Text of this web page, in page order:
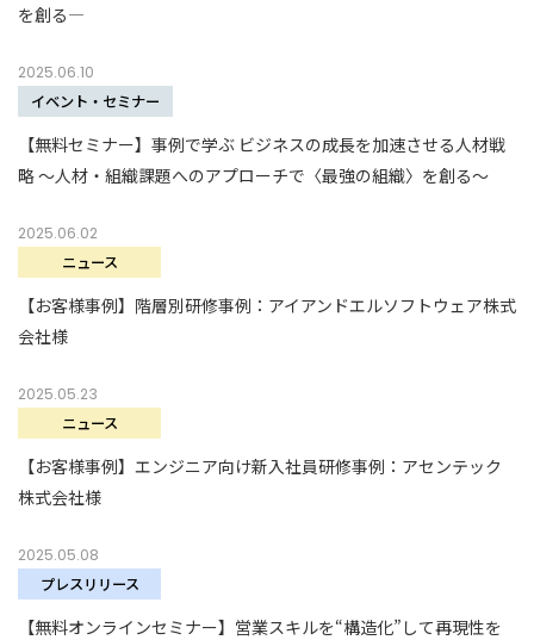
を創る―
2025.06.10
イベント・セミナー
【無料セミナー】事例で学ぶ ビジネスの成長を加速させる人材戦
略 ～人材・組織課題へのアプローチで〈最強の組織〉を創る～
2025.06.02
ニュース
【お客様事例】階層別研修事例：アイアンドエルソフトウェア株式
会社様
2025.05.23
ニュース
【お客様事例】エンジニア向け新入社員研修事例：アセンテック
株式会社様
2025.05.08
プレスリリース
【無料オンラインセミナー】営業スキルを“構造化”して再現性を